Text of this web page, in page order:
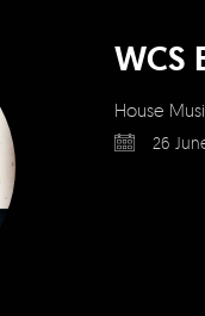
WCS
House
26